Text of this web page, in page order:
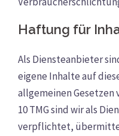
Haftung für
Als Diensteanbieter
eigene Inhalte auf
allgemeinen Gesetzen
10 TMG sind wir als
verpflichtet,